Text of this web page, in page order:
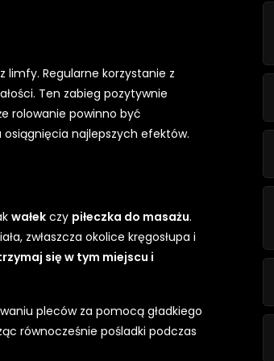
limfy. Regularne korzystanie z
Ten zabieg pozytywnie
rolowanie powinno być
najlepszych efektów.
wałekczy piłeczka do masażu.
zwłaszcza okolice kręgosłupa i
się w tym miejscu i
pleców za pomocą gładkiego
równocześnie pośladki podczas